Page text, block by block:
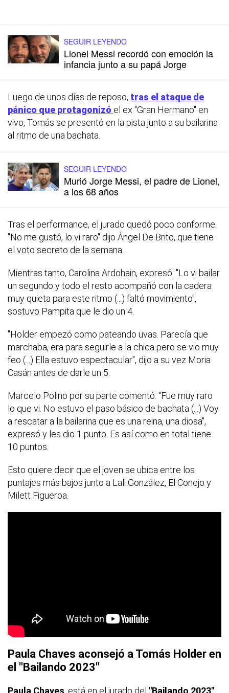
SEGUIR LEYENDO
Lionel Messi recordó con emoción la
infancia junto a su papá Jorge
Luego de unos días de reposo, tras el ataque de
pánico que protagonizó el ex "Gran Hermano" en
vivo, Tomás se presentó en la pista junto a su bailarina
al ritmo de una bachata.
SEGUIR LEYENDO
Murió Jorge Messi, el padre de Lionel,
a los 68 años
Tras el performance, el jurado quedó poco conforme.
"No me gustó, lo vi raro" dijo Ángel De Brito, que tiene
el voto secreto de la semana.
Mientras tanto, Carolina Ardohain, expresó: "Lo vi bailar
un segundo y todo el resto acompañó con la cadera
muy quieta para este ritmo (...) faltó movimiento",
sostuvo Pampita que le dio un 4.
"Holder empezó como pateando uvas. Parecía que
marchaba, era para seguirle a la chica pero se vio muy
feo (...) Ella estuvo espectacular", dijo a su vez Moria
Casán antes de darle un 5.
Marcelo Polino por su parte comentó: "Fue muy raro
lo que vi. No estuvo el paso básico de bachata (...) Voy
a rescatar a la bailarina que es una reina, una diosa",
expresó y les dio 1 punto. Es así como en total tiene
10 puntos.
Esto quiere decir que el joven se ubica entre los
puntajes más bajos junto a Lali González, El Conejo y
Milett Figueroa.
Paula Chaves aconsejó a Tomás Holder en
el "Bailando 2023"